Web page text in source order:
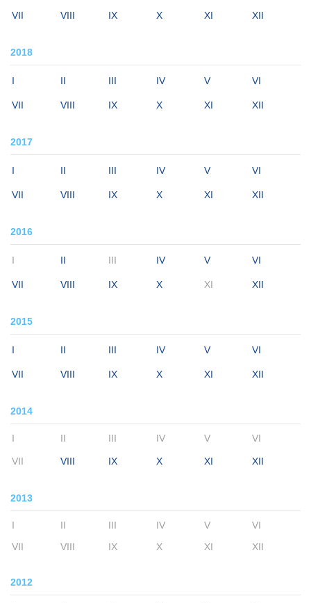
VII VIII IX X XI XII
2018
I II III IV V VI
VII VIII IX X XI XII
2017
I II III IV V VI
VII VIII IX X XI XII
2016
I II III IV V VI
VII VIII IX X XI XII
2015
I II III IV V VI
VII VIII IX X XI XII
2014
I II III IV V VI
VII VIII IX X XI XII
2013
I II III IV V
VI
VII
VIII IX X XI XII
2012